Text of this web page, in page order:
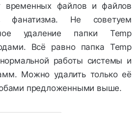
временных файлов и файлов
фанатизма. Не советуем
удаление папки Temp
Всё равно папка Temp
работы системы и
Можно удалить только её
предложенными выше.